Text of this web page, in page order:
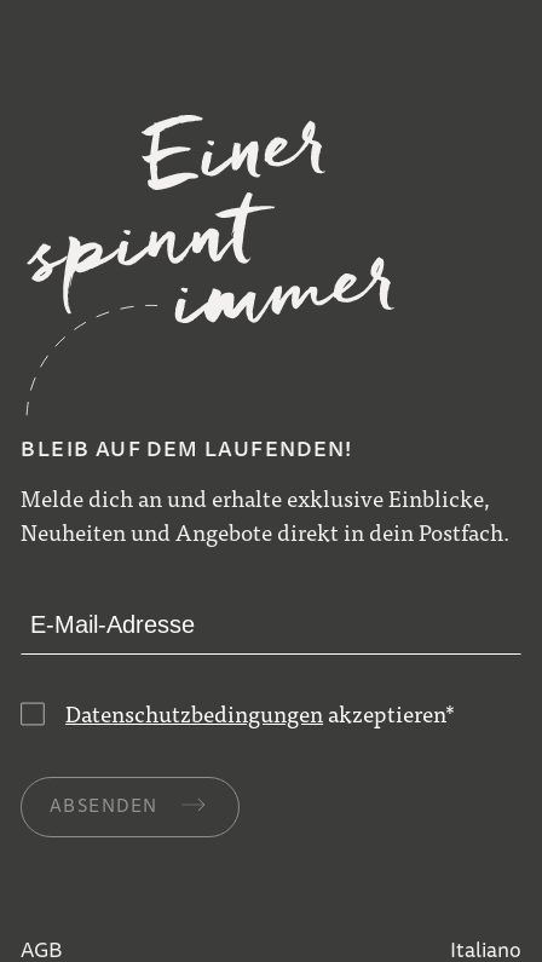
BLEIB AUF DEM LAUFENDEN!
Melde dich an und erhalte exklusive Einblicke,
Neuheiten und Angebote direkt in dein Postfach.
Datenschutzbedingungen akzeptieren*
ABSENDEN
AGB Italiano